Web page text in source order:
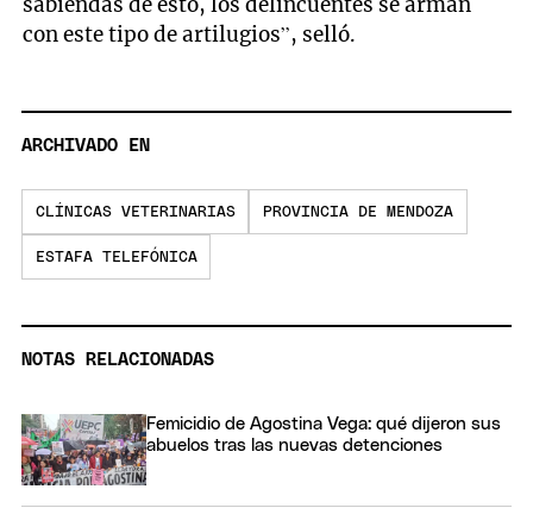
con este tipo de artilugios”, selló.
ARCHIVADO EN
CLÍNICAS VETERINARIAS PROVINCIA DE MENDOZA
ESTAFA TELEFÓNICA
NOTAS RELACIONADAS
Femicidio de Agostina Vega: qué dijeron sus
abuelos tras las nuevas detenciones